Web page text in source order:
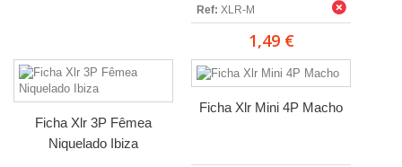
Ref: XLR-M
1,49 €
Ficha Xlr 3P Fêmea
Niquelado Ibiza
Ficha Xlr Mini 4P Macho